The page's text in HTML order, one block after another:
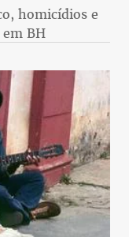
homicídios e
BH